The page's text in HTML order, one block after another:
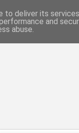
to deliver its
and
abuse.